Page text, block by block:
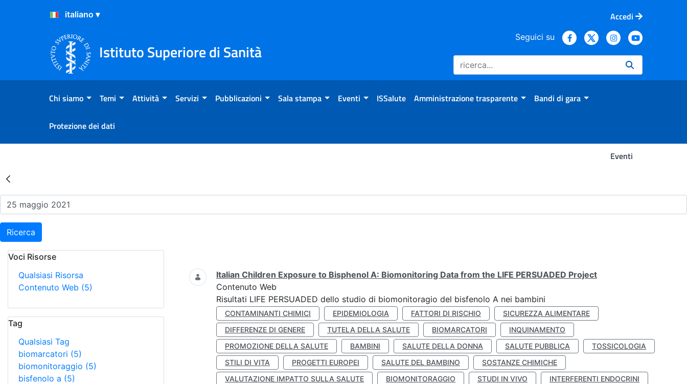
Salta al Contenuto
Salta al Footer
Accedi
Istituto Superiore di Sanità
Seguici su
Chi siamo Temi Attività Servizi Pubblicazioni Sala stampa Eventi ISSalute Amministrazione trasparente Bandi di gara
Protezione dei dati
Eventi
Risultati della Ricerca - Eventi
Ricerca
Voci Risorse
Qualsiasi Risorsa
Contenuto Web (5)
Tag
Qualsiasi Tag
biomarcatori (5)
biomonitoraggio (5)
bisfenolo a (5)
Ricerca
Italian Children Exposure to Bisphenol A: Biomonitoring Data from the LIFE PERSUADED Project
Contenuto Web
Risultati LIFE PERSUADED dello studio di biomonitoragio del bisfenolo A nei bambini
CONTAMINANTI CHIMICI EPIDEMIOLOGIA FATTORI DI RISCHIO
SICUREZZA ALIMENTARE
DIFFERENZE DI GENERE
TUTELA DELLA SALUTE BIOMARCATORI
INQUINAMENTO
PROMOZIONE DELLA SALUTE
BAMBINI SALUTE DELLA DONNA SALUTE PUBBLICA
TOSSICOLOGIA
STILI DI VITA
PROGETTI EUROPEI SALUTE DEL BAMBINO
SOSTANZE CHIMICHE
VALUTAZIONE IMPATTO SULLA SALUTE
BIOMONITORAGGIO STUDI IN VIVO
INTERFERENTI ENDOCRINI